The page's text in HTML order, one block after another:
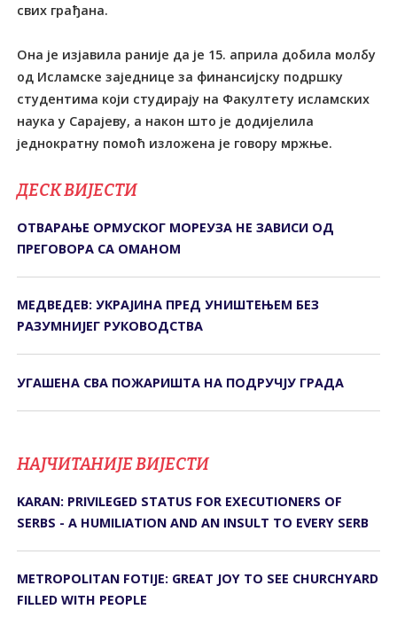
свих грађана.
Она је изјавила раније да је 15. априла добила молбу
од Исламске заједнице за финансијску подршку
студентима који студирају на Факултету исламских
наука у Сарајеву, а након што је додијелила
једнократну помоћ изложена је говору мржње.
ДЕСК ВИЈЕСТИ
ОТВАРАЊЕ ОРМУСКОГ МОРЕУЗА НЕ ЗАВИСИ ОД
ПРЕГОВОРА СА ОМАНОМ
МЕДВЕДЕВ: УКРАЈИНА ПРЕД УНИШТЕЊЕМ БЕЗ
РАЗУМНИЈЕГ РУКОВОДСТВА
УГАШЕНА СВА ПОЖАРИШТА НА ПОДРУЧЈУ ГРАДА
НАЈЧИТАНИЈЕ ВИЈЕСТИ
KARAN: PRIVILEGED STATUS FOR EXECUTIONERS OF
SERBS - A HUMILIATION AND AN INSULT TO EVERY SERB
METROPOLITAN FOTIJE: GREAT JOY TO SEE CHURCHYARD
FILLED WITH PEOPLE